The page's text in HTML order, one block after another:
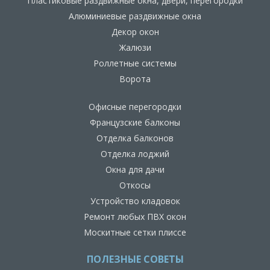
Алюминиевые раздвижные окна
Декор окон
Жалюзи
Роллетные системы
Ворота
Офисные перегородки
Французские балконы
Отделка балконов
Отделка лоджий
Окна для дачи
Откосы
Устройство кладовок
Ремонт любых ПВХ окон
Москитные сетки плиссе
ПОЛЕЗНЫЕ СОВЕТЫ